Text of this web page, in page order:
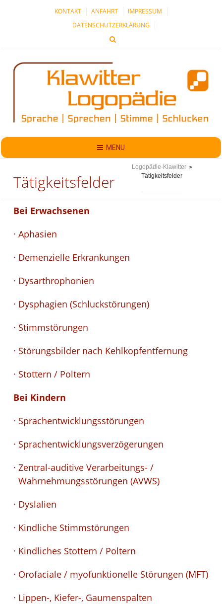
KONTAKT ANFAHRT
IMPRESSUM
DATENSCHUTZERKLÄRUNG
MENU
Tätigkeitsfelder
Logopädie-Klawitter >
Tätigkeitsfelder
Bei Erwachsenen
· Aphasien
· Demenzielle Erkrankungen
· Dysarthrophonien
· Dysphagien (Schluckstörungen)
· Stimmstörungen
· Störungsbilder nach Kehlkopfentfernung
· Stottern / Poltern
Bei Kindern
· Sprachentwicklungsstörungen
· Sprachentwicklungsverzögerungen
· Zentral-auditive Verarbeitungs- /
Wahrnehmungsstörungen (AVWS)
· Dyslalien
· Kindliche Stimmstörungen
· Kindliches Stottern / Poltern
· Orofaciale / myofunktionelle Störungen (MFT)
· Lippen-, Kiefer-, Gaumenspalten